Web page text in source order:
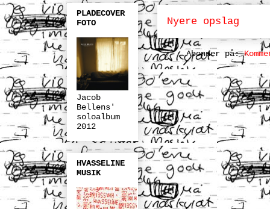
Nyere opslag
Abonner på:
PLADECOVER
FOTO
Jacob
Bellens'
soloalbum
2012
HVASSELINE
MUSIK